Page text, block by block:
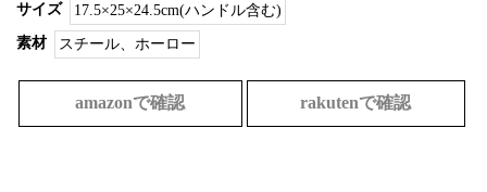
サイズ
17.5×25×24.5cm(ハンドル含む)
素材
スチール、ホーロー
amazonで確認 rakutenで確認